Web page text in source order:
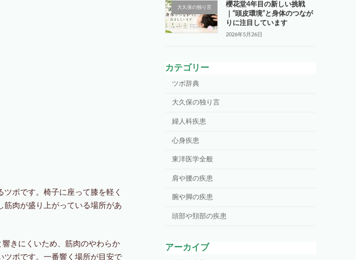
ボです。椅子に座って膝を軽く
筋肉が盛り上がっている場所があ
きにくいため、筋肉のやわらか
ツボです。一番響く場所が目安で
大久保の独り言
櫻花堂4年目の新しい挑戦
｜“頭皮環境”と身体のつなが
りに注目しています
2026年5月26日
カテゴリー
ツボ辞典
大久保の独り言
婦人科疾患
心身疾患
東洋医学全般
肩や腰の疾患
腕や脚の疾患
頭部や頚部の疾患
アーカイブ